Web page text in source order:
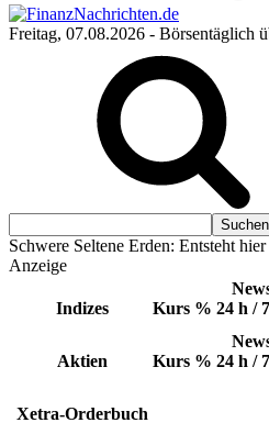
Freitag, 07.08.2026 - Börsentäglich
Schwere Seltene Erden: Entsteht
Anzeige
Indizes Kurs % 24 h /
Aktien Kurs % 24 h /
Xetra-Orderbuch